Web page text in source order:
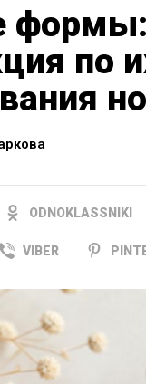
по
ODNOKLASSNIKI
VIBER